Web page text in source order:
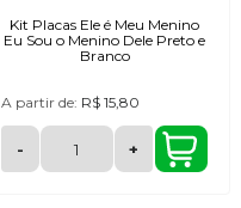
Kit Placas Ele é Meu Menino
Eu Sou o Menino Dele Preto e
Branco
A partir de: R$ 15,80
- +